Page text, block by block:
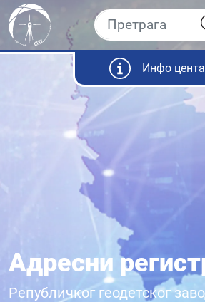
Инфо
Адресни
Републичког геодетског